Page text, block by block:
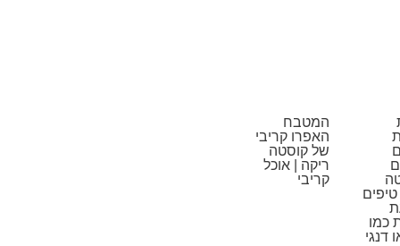
כמו
דנגי
המטבח
האפרו קריבי
של קוסטה
ריקה | אוכל
קריבי